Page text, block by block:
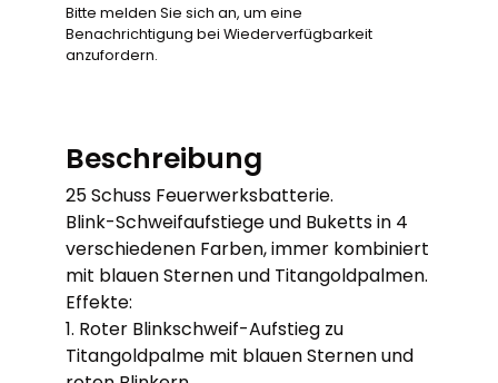
Bitte melden Sie sich an, um eine
Benachrichtigung bei Wiederverfügbarkeit
anzufordern.
Beschreibung
25 Schuss Feuerwerksbatterie.
Blink-Schweifaufstiege und Buketts in 4
verschiedenen Farben, immer kombiniert
mit blauen Sternen und Titangoldpalmen.
Effekte:
1. Roter Blinkschweif-Aufstieg zu
Titangoldpalme mit blauen Sternen und